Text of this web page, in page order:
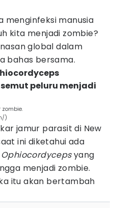
menginfeksi manusia
kita menjadi zombie?
global dalam
bahas bersama.
peluru menjadi
)
jamur parasit di New
ini diketahui ada
Ophiocordycepsyang
menjadi zombie.
itu akan bertambah